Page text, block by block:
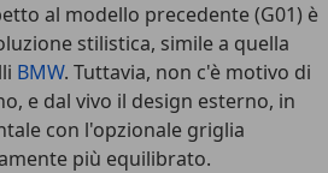
al modello precedente (G01) è
stilistica, simile a quella
BMW. Tuttavia, non c'è motivo di
e dal vivo il design esterno, in
con l'opzionale griglia
più equilibrato.